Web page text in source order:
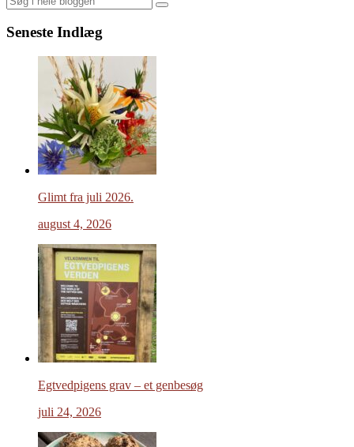
Search
Seneste Indlæg
Glimt fra juli 2026.
august 4, 2026
Egtvedpigens grav – et genbesøg
juli 24, 2026